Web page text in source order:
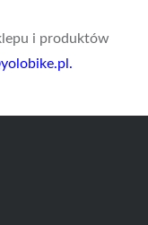
i produktów